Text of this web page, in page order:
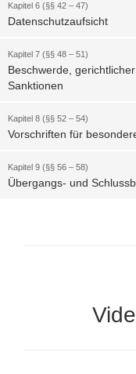
Kapitel 6 (§§ 42 – 47)
Datenschutzaufsicht
Kapitel 7 (§§ 48 – 51)
Beschwerde,
Sanktionen
Kapitel 8 (§§ 52 – 54)
Vorschriften für
Kapitel 9 (§§ 56 – 58)
Übergangs- und